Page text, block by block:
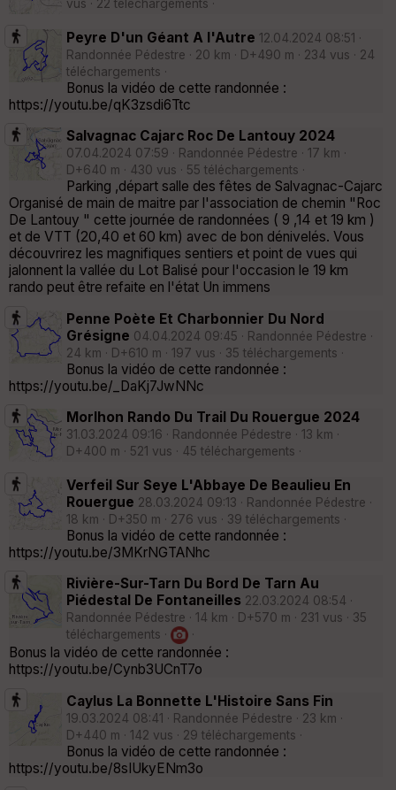
vus · 22 téléchargements ·
Peyre D'un Géant A l'Autre 12.04.2024 08:51 ·
Randonnée Pédestre · 20 km · D+490 m · 234 vus · 24
téléchargements ·
Bonus la vidéo de cette randonnée :
https://youtu.be/qK3zsdi6Ttc
Salvagnac Cajarc Roc De Lantouy 2024
07.04.2024 07:59 · Randonnée Pédestre · 17 km ·
D+640 m · 430 vus · 55 téléchargements ·
Parking ,départ salle des fêtes de Salvagnac-Cajarc
Organisé de main de maitre par l'association de chemin "Roc
De Lantouy " cette journée de randonnées ( 9 ,14 et 19 km )
et de VTT (20,40 et 60 km) avec de bon dénivelés. Vous
découvrirez les magnifiques sentiers et point de vues qui
jalonnent la vallée du Lot Balisé pour l'occasion le 19 km
rando peut être refaite en l'état Un immens
Penne Poète Et Charbonnier Du Nord
Grésigne 04.04.2024 09:45 · Randonnée Pédestre ·
24 km · D+610 m · 197 vus · 35 téléchargements ·
Bonus la vidéo de cette randonnée :
https://youtu.be/_DaKj7JwNNc
Morlhon Rando Du Trail Du Rouergue 2024
31.03.2024 09:16 · Randonnée Pédestre · 13 km ·
D+400 m · 521 vus · 45 téléchargements ·
Verfeil Sur Seye L'Abbaye De Beaulieu En
Rouergue 28.03.2024 09:13 · Randonnée Pédestre ·
18 km · D+350 m · 276 vus · 39 téléchargements ·
Bonus la vidéo de cette randonnée :
https://youtu.be/3MKrNGTANhc
Rivière-Sur-Tarn Du Bord De Tarn Au
Piédestal De Fontaneilles 22.03.2024 08:54 ·
Randonnée Pédestre · 14 km · D+570 m · 231 vus · 35
téléchargements ·
·
Bonus la vidéo de cette randonnée :
https://youtu.be/Cynb3UCnT7o
Caylus La Bonnette L'Histoire Sans Fin
19.03.2024 08:41 · Randonnée Pédestre · 23 km ·
D+440 m · 142 vus · 29 téléchargements ·
Bonus la vidéo de cette randonnée :
https://youtu.be/8sIUkyENm3o